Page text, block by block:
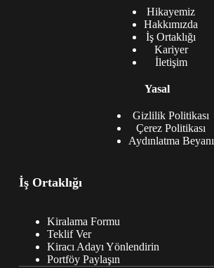
Hikayemiz
Hakkımızda
İş Ortaklığı
Kariyer
İletişim
Yasal
Gizlilik Politikası
Çerez Politikası
Aydınlatma Beyanı
İş Ortaklığı
Kiralama Formu
Teklif Ver
Kiracı Adayı Yönlendirin
Portföy Paylaşın